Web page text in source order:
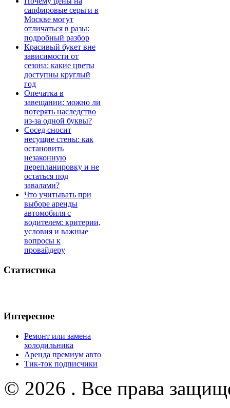
сапфировые серьги в
Москве могут
отличаться в разы:
подробный разбор
Красивый букет вне
зависимости от
сезона: какие цветы
доступны круглый
год
Опечатка в
завещании: можно ли
потерять наследство
из-за одной буквы?
Сосед сносит
несущие стены: как
остановить
незаконную
перепланировку и не
остаться под
завалами?
Что учитывать при
выборе аренды
автомобиля с
водителем: критерии,
условия и важные
вопросы к
провайдеру
Статистика
Интересное
Ремонт или замена
холодильника
Аренда премиум авто
Тик-ток подписчики
© 2026 . Все права